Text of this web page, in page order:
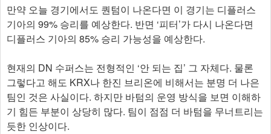
만약 오늘 경기에서도 퀀텀이 나온다면 이 경기는 디플러스
기아의 99% 승리를 예상한다. 반면 ‘피터’가 다시 나온다면
디플러스 기아의 85% 승리 가능성을 예상한다.
현재의 DN 수퍼스는 전형적인 ‘안 되는 집’ 그 자체다. 물론
그렇다고 해도 KRX나 한진 브리온에 비해서는 분명 더 나은
팀인 것은 사실이다. 하지만 바텀의 운영 방식을 보면 이해하
기 힘든 부분이 상당히 많다. 팀이 점점 더 바텀을 무너트리는
듯한 인상이다.